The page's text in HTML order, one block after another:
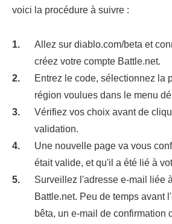
voici la procédure à suivre :
Allez sur diablo.com/beta et
créez votre compte Battle.net.
Entrez le code, sélectionnez la
région voulues dans le menu
Vérifiez vos choix avant de
validation.
Une nouvelle page va vous
était valide, et qu'il a été lié à
Surveillez l'adresse e-mail liée
Battle.net. Peu de temps avant
bêta, un e-mail de confirmation